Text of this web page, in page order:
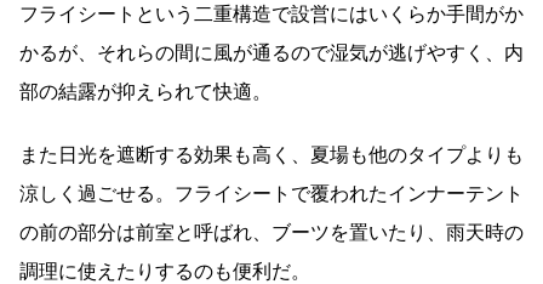
フライシートという二重構造で設営にはいくらか手間がか
かるが、それらの間に風が通るので湿気が逃げやすく、内
部の結露が抑えられて快適。
また日光を遮断する効果も高く、夏場も他のタイプよりも
涼しく過ごせる。フライシートで覆われたインナーテント
の前の部分は前室と呼ばれ、ブーツを置いたり、雨天時の
調理に使えたりするのも便利だ。